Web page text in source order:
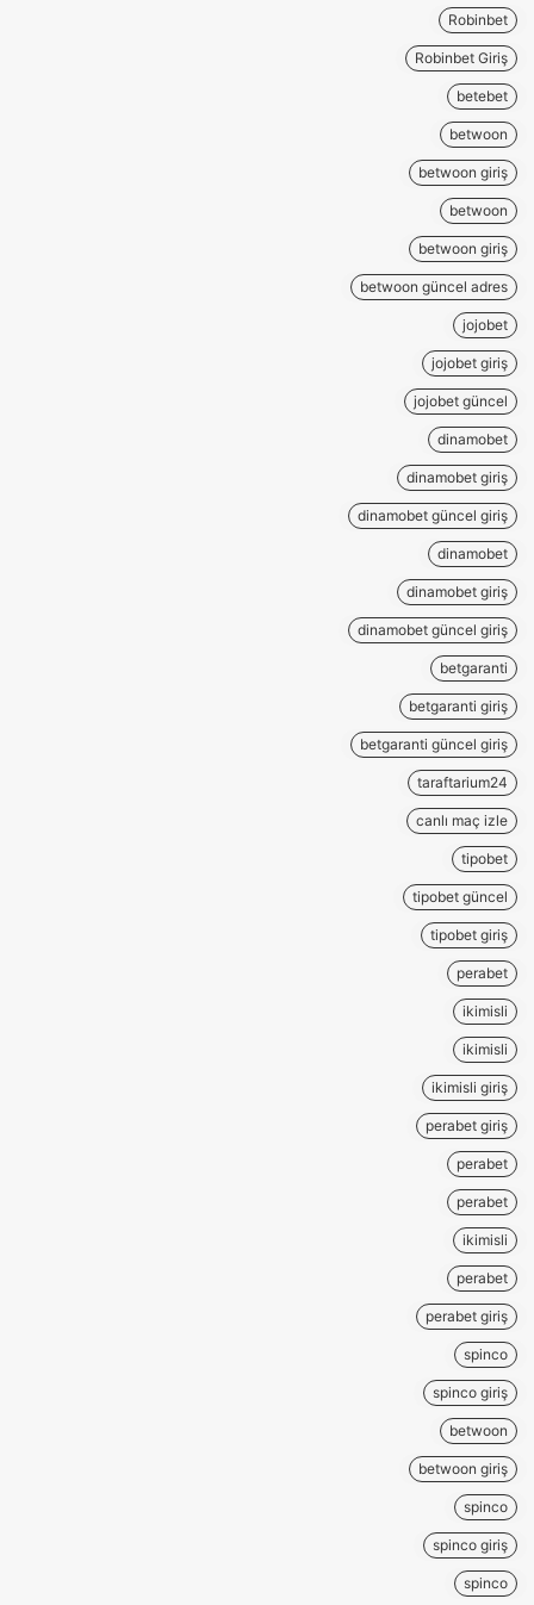
Robinbet
Robinbet Giriş
betebet
betwoon
betwoon giriş
betwoon
betwoon giriş
betwoon güncel adres
jojobet
jojobet giriş
jojobet güncel
dinamobet
dinamobet giriş
dinamobet güncel giriş
dinamobet
dinamobet giriş
dinamobet güncel giriş
betgaranti
betgaranti giriş
betgaranti güncel giriş
taraftarium24
canlı maç izle
tipobet
tipobet güncel
tipobet giriş
perabet
ikimisli
ikimisli
ikimisli giriş
perabet giriş
perabet
perabet
ikimisli
perabet
perabet giriş
spinco
spinco giriş
betwoon
betwoon giriş
spinco
spinco giriş
spinco